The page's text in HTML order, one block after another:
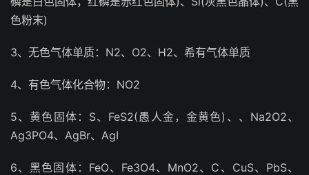
色粉末)
3、无色气体单质：N2、O2、H2、希有气体单质
4、有色气体化合物：NO2
5、黄色固体：S、FeS2(愚人金，金黄色)、、Na2O2、
Ag3PO4、AgBr、AgI
6、黑色固体：FeO、Fe3O4、MnO2、C、CuS、PbS、